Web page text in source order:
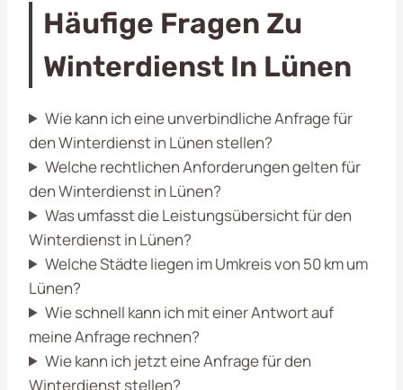
Häufige Fragen Zu
Winterdienst In Lünen
Wie kann ich eine unverbindliche Anfrage für
den Winterdienst in Lünen stellen?
Welche rechtlichen Anforderungen gelten für
den Winterdienst in Lünen?
Was umfasst die Leistungsübersicht für den
Winterdienst in Lünen?
Welche Städte liegen im Umkreis von 50 km um
Lünen?
Wie schnell kann ich mit einer Antwort auf
meine Anfrage rechnen?
Wie kann ich jetzt eine Anfrage für den
Winterdienst stellen?